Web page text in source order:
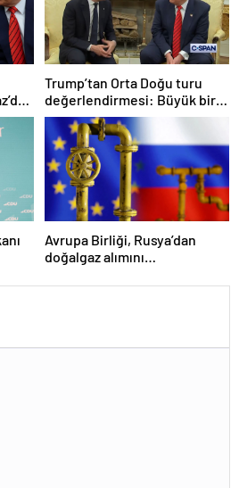
Trump’tan Orta Doğu turu
değerlendirmesi: Büyük bir
duyuru yapacağız
Avrupa Birliği, Rusya’dan
doğalgaz alımını